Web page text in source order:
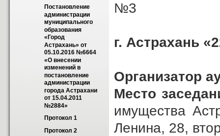
Постановление
администрации
муниципального
образования
«Город
Астрахань» от
05.10.2016 №6664
«О внесении
изменений в
постановление
администрации
города Астрахани
от 15.04.2011
№2884»
Протокол 1
Протокол 2
№3
г. Астрахань
Организатор
Место
имущества
Ленина, 28,